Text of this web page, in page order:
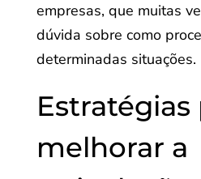
empresas, que muitas
dúvida sobre como
determinadas situações.
Estratégias
melhorar a